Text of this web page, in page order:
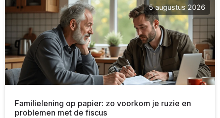
5 augustus 2026
Familielening op papier: zo voorkom je ruzie en
problemen met de fiscus